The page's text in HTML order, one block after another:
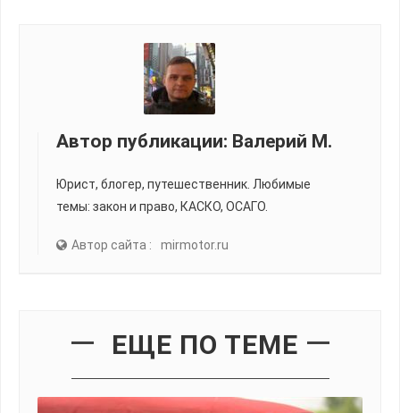
Автор публикации: Валерий М.
Юрист, блогер, путешественник. Любимые
темы: закон и право, КАСКО, ОСАГО.
Автор сайта : mirmotor.ru
ЕЩЕ ПО ТЕМЕ